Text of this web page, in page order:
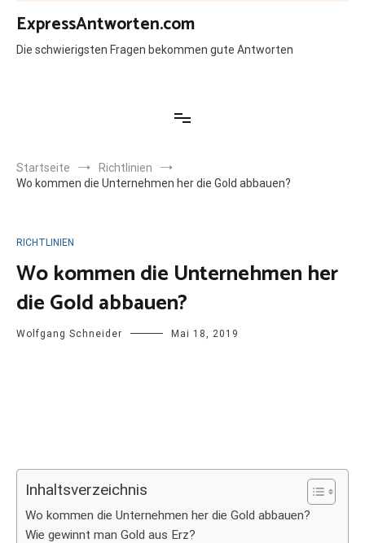
Zum
Inhalt
springen
ExpressAntworten.com
Die schwierigsten Fragen bekommen gute Antworten
Startseite
Richtlinien
Wo kommen die Unternehmen her die Gold abbauen?
RICHTLINIEN
Wo kommen die Unternehmen her
die Gold abbauen?
Wolfgang Schneider Mai 18, 2019
Inhaltsverzeichnis
Wo kommen die Unternehmen her die Gold abbauen?
Wie gewinnt man Gold aus Erz?